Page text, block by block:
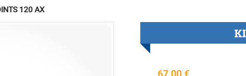
120 AX
67,00 €